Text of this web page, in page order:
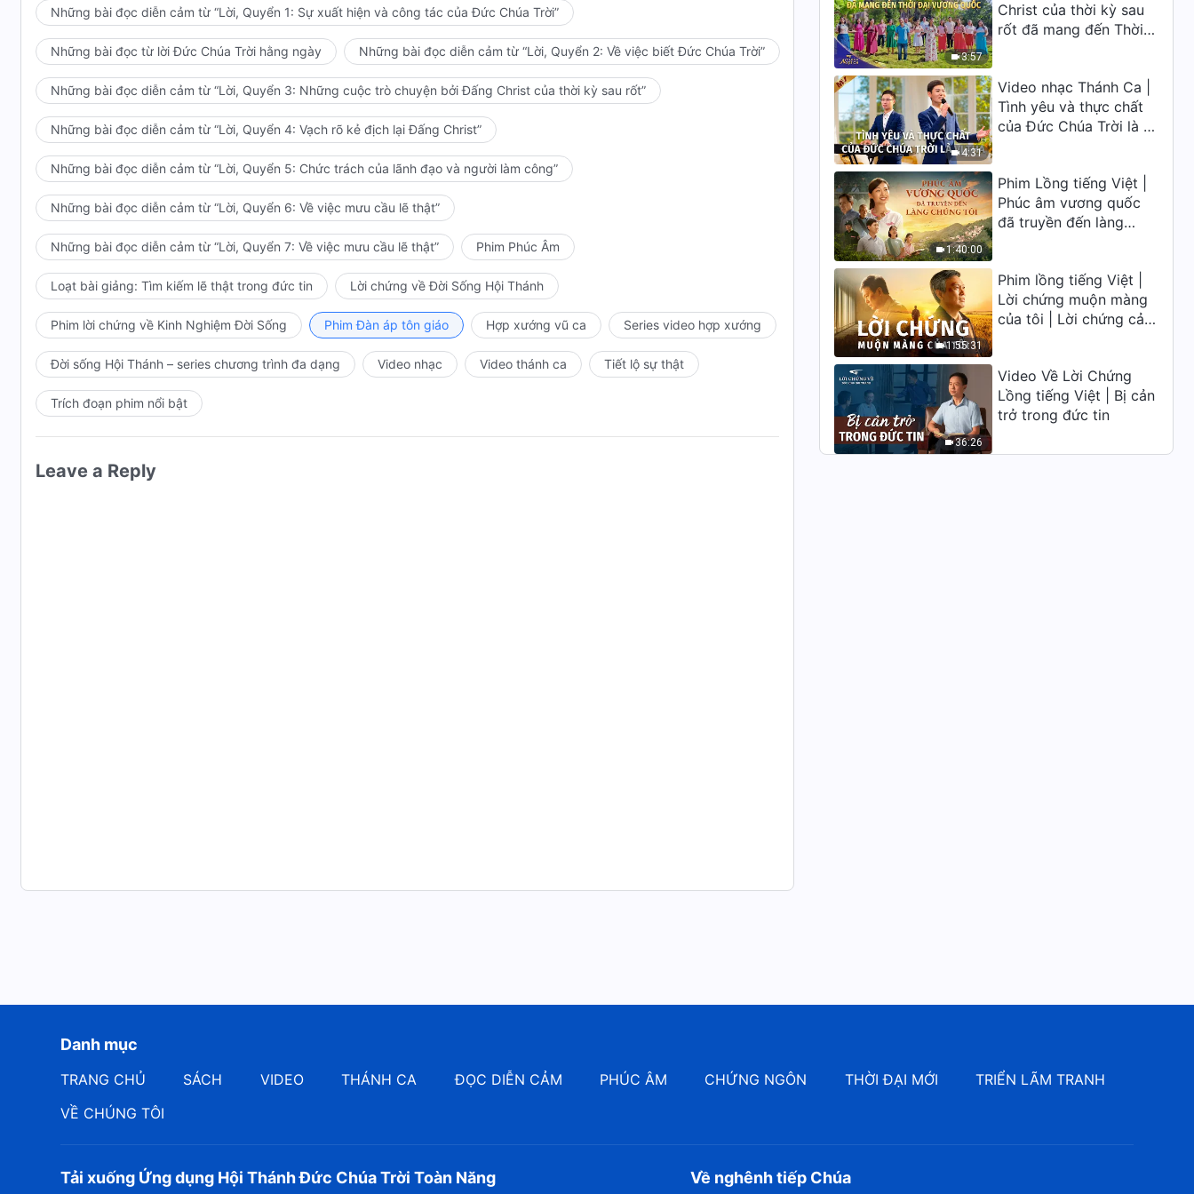
Những bài đọc diễn cảm từ “Lời, Quyển 1: Sự xuất hiện và công tác của Đức Chúa Trời”
Những bài đọc từ lời Đức Chúa Trời hằng ngày Những bài đọc diễn cảm từ “Lời, Quyển 2: Về việc biết Đức Chúa Trời”
Những bài đọc diễn cảm từ “Lời, Quyển 3: Những cuộc trò chuyện bởi Đấng Christ của thời kỳ sau rốt”
Những bài đọc diễn cảm từ “Lời, Quyển 4: Vạch rõ kẻ địch lại Đấng Christ”
Những bài đọc diễn cảm từ “Lời, Quyển 5: Chức trách của lãnh đạo và người làm công”
Những bài đọc diễn cảm từ “Lời, Quyển 6: Về việc mưu cầu lẽ thật”
Những bài đọc diễn cảm từ “Lời, Quyển 7: Về việc mưu cầu lẽ thật” Phim Phúc Âm
Loạt bài giảng: Tìm kiếm lẽ thật trong đức tin Lời chứng về Đời Sống Hội Thánh
Phim lời chứng về Kinh Nghiệm Đời Sống Phim Đàn áp tôn giáo Hợp xướng vũ ca Series video hợp xướng
Đời sống Hội Thánh – series chương trình đa dạng Video nhạc Video thánh ca Tiết lộ sự thật
Trích đoạn phim nổi bật
Leave a Reply
ca 2026
3:57
Christ của thời kỳ sau
rốt đã mang đến Thời
ngợi ca 2026
4:31
Video nhạc Thánh Ca |
Tình yêu và thực chất
của Đức Chúa Trời là vị
1:40:00
Phim Lồng tiếng Việt |
Phúc âm vương quốc
đã truyền đến làng
1:55:31
Phim lồng tiếng Việt |
Lời chứng muộn màng
của tôi | Lời chứng cảm
36:26
Video Về Lời Chứng
Lồng tiếng Việt | Bị cản
trở trong đức tin
Danh mục
TRANG CHỦ SÁCH VIDEO THÁNH CA ĐỌC DIỄN CẢM PHÚC ÂM CHỨNG NGÔN THỜI ĐẠI MỚI
TRIỂN LÃM TRANH
VỀ CHÚNG TÔI
Tải xuống Ứng dụng Hội Thánh Đức Chúa Trời Toàn Năng Về nghênh tiếp Chúa